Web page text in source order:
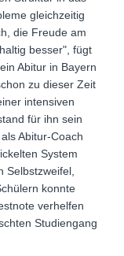
gleichzeitig
die Freude am
besser", fügt
Abitur in Bayern
zu dieser Zeit
intensiven
für ihn sein
Abitur-Coach
System
Selbstzweifel,
konnte
verhelfen
Studiengang